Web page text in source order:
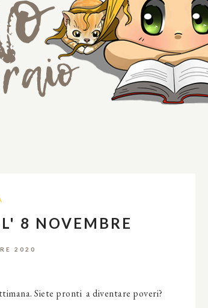
8 NOVEMBRE
2020
Siete pronti a diventare poveri?